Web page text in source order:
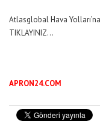
Atlasglobal Hava
TIKLAYINIZ…
APRON24.COM